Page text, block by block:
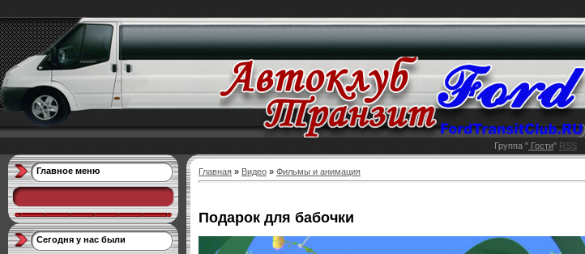
Группа " Гости" RSS
Главное меню
Сегодня у нас были
Главная » Видео » Фильмы и анимация
Подарок для бабочки